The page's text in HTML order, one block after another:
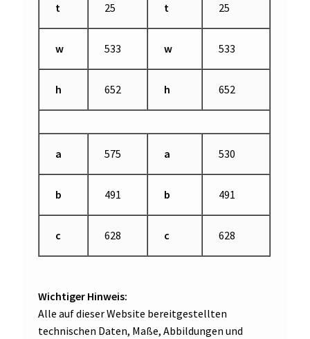
t 25 t 25
w 533 w 533
h 652 h 652
a 575 a 530
b 491 b 491
c 628 c 628
Wichtiger Hinweis:
Alle auf dieser Website bereitgestellten
technischen Daten, Maße, Abbildungen und